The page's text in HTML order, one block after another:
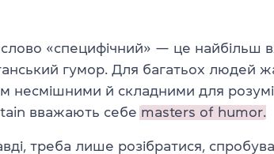
слово «специфічний» — це найбільш
гумор. Для багатьох людей
несмішними й складними для
вважають себе masters of humor.
треба лише розібратися,